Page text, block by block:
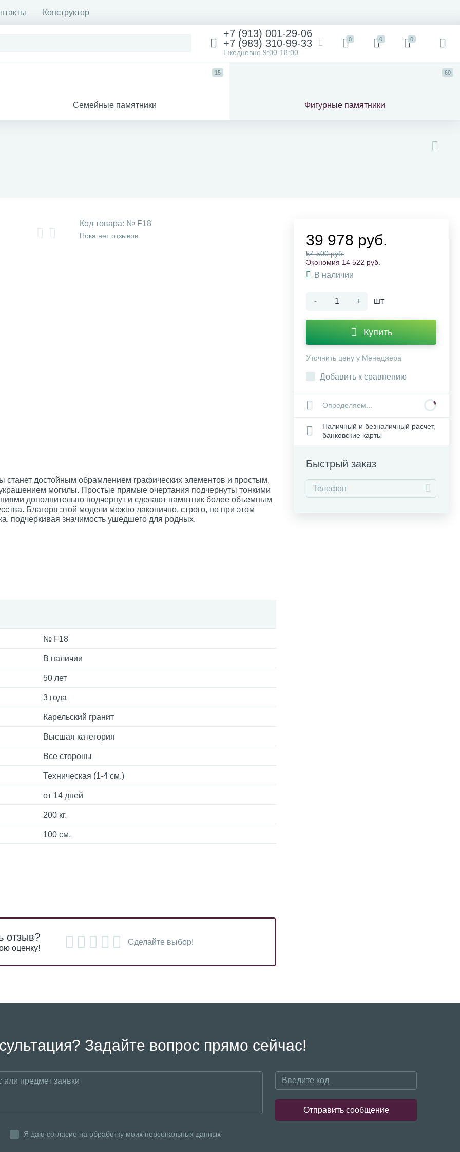
Конструктор
+7 (913) 001-29-06
+7 (983) 310-99-33
Ежедневно 9:00-18:00
0 0 0
Семейные памятники
15
Фигурные памятники
69
Код товара: № F18
Пока нет отзывов
станет достойным обрамлением графических элементов и простым,
могилы. Простые прямые очертания подчернуты тонкими
дополнительно подчернут и сделают памятник более объемным
Благоря этой модели можно лаконично, строго, но при этом
подчеркивая значимость ушедшего для родных.
№ F18
В наличии
50 лет
3 года
Карельский гранит
Высшая категория
Все стороны
Техническая (1-4 см.)
от 14 дней
200 кг.
100 см.
39 978 руб.
54 500 руб.
Экономия 14 522 руб.
В наличии
- + шт
Купить
Уточнить цену у Менеджера
Добавить к сравнению
Определяем...
Наличный и безналичный расчет,
банковские карты
Быстрый заказ
отзыв?
оценку!
Сделайте выбор!
Задайте вопрос прямо сейчас!
Отправить сообщение
Я даю согласие на обработку моих персональных данных